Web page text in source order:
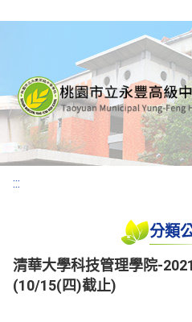
:::
分類
清華大學科技管理學院-
(10/15(四)截止)